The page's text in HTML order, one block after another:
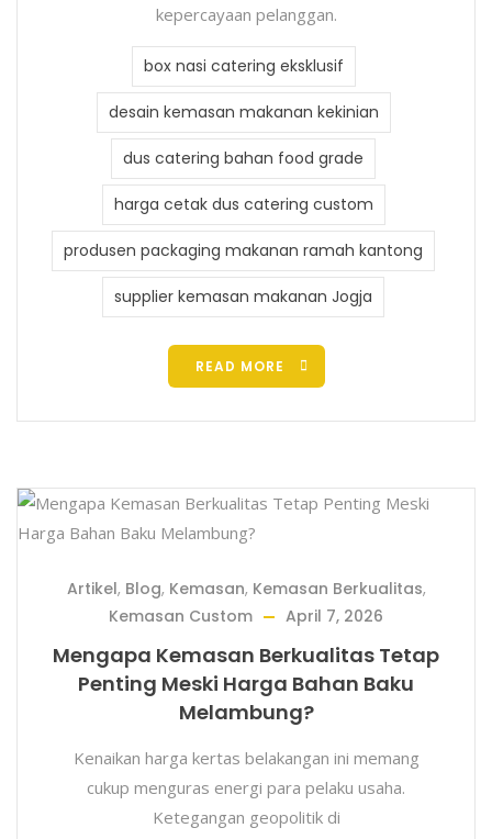
kepercayaan pelanggan.
box nasi catering eksklusif
desain kemasan makanan kekinian
dus catering bahan food grade
harga cetak dus catering custom
produsen packaging makanan ramah kantong
supplier kemasan makanan Jogja
READ MORE
Artikel, Blog, Kemasan, Kemasan Berkualitas,
Kemasan Custom
April 7, 2026
Mengapa Kemasan Berkualitas Tetap
Penting Meski Harga Bahan Baku
Melambung?
Kenaikan harga kertas belakangan ini memang
cukup menguras energi para pelaku usaha.
Ketegangan geopolitik di